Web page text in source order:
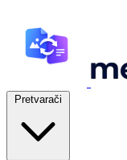
Pretvarači